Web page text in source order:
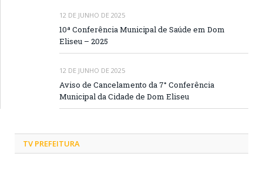
12 DE JUNHO DE 2025
10ª Conferência Municipal de Saúde em Dom
Eliseu – 2025
12 DE JUNHO DE 2025
Aviso de Cancelamento da 7° Conferência
Municipal da Cidade de Dom Eliseu
TV PREFEITURA